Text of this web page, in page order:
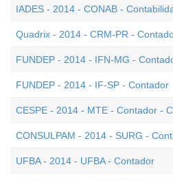
IADES - 2014 - CONAB -
Quadrix - 2014 - CRM-PR -
FUNDEP - 2014 - IFN-MG -
FUNDEP - 2014 - IF-SP - Contador
CESPE - 2014 - MTE - Contador -
CONSULPAM - 2014 - SURG -
UFBA - 2014 - UFBA - Contador